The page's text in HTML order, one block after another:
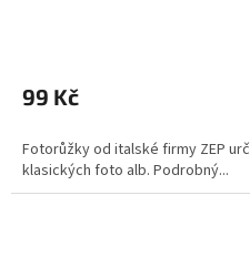
99 Kč
Fotorůžky od italské firmy ZEP
klasických foto alb. Podrobný...